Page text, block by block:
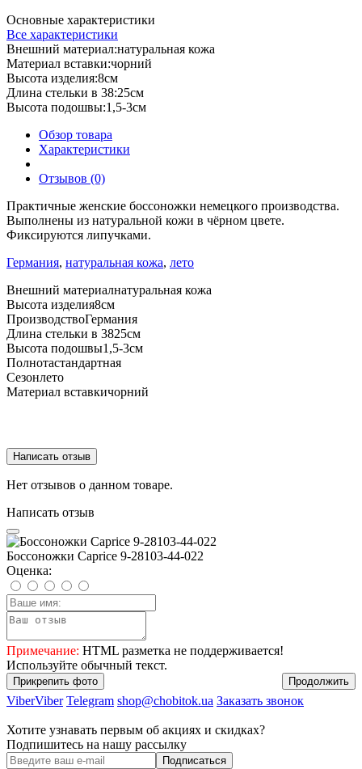
Основные характеристики
Все характеристики
Внешний материал:натуральная кожа
Материал вставки:чорний
Высота изделия:8см
Длина стельки в 38:25см
Высота подошвы:1,5-3см
Обзор товара
Характеристики
Отзывов (0)
Практичные женские боссоножки немецкого производства.
Выполнены из натуральной кожи в чёрном цвете.
Фиксируются липучками.
Германия, натуральная кожа, лето
Внешний материалнатуральная кожа
Высота изделия8см
ПроизводствоГермания
Длина стельки в 3825см
Высота подошвы1,5-3см
Полнотастандартная
Сезонлето
Материал вставкичорний
Написать отзыв
Нет отзывов о данном товаре.
Написать отзыв
Боссоножки Caprice 9-28103-44-022
Оценка:
Примечание: HTML разметка не поддерживается!
Используйте обычный текст.
Прикрепить фото Продолжить
ViberViber Telegram shop@chobitok.ua Заказать звонок
Хотите узнавать первым об акциях и скидках?
Подпишитесь на нашу рассылку
Подписаться